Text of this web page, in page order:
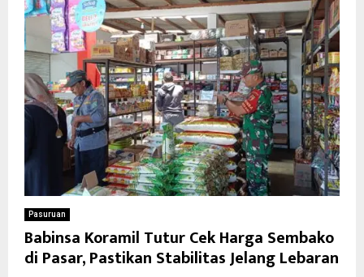
Pasuruan
Babinsa Koramil Tutur Cek Harga Sembako
di Pasar, Pastikan Stabilitas Jelang Lebaran